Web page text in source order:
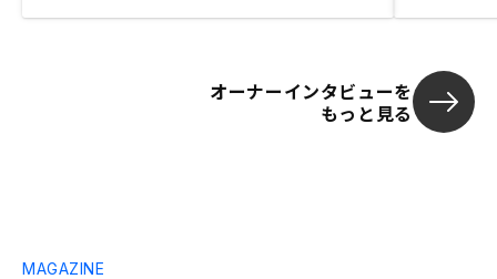
オーナーインタビューを
もっと見る
MAGAZINE